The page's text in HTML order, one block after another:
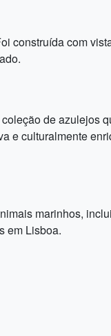
construída com
de azulejos
e culturalmente
marinhos,
em Lisboa.